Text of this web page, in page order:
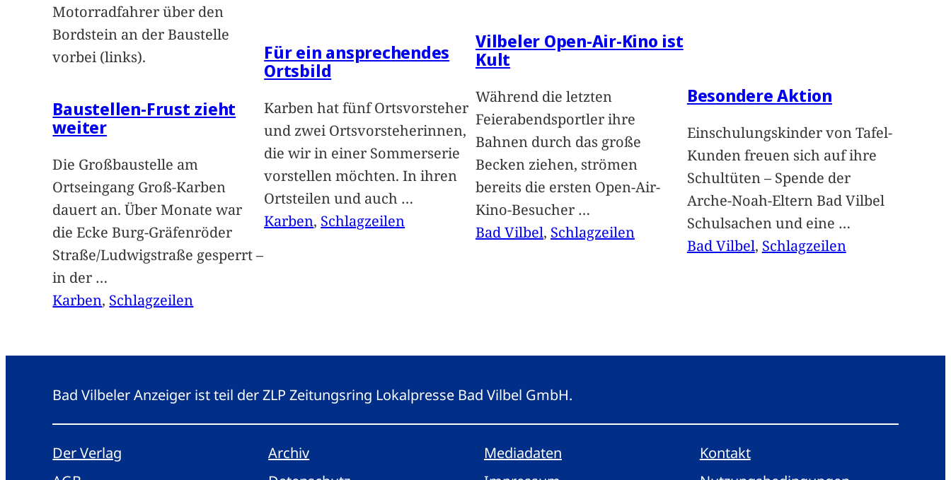
Motorradfahrer über den
Bordstein an der Baustelle
vorbei (links).
Baustellen-Frust zieht
weiter
Die Großbaustelle am
Ortseingang Groß-Karben
dauert an. Über Monate war
die Ecke Burg-Gräfenröder
Straße/Ludwigstraße gesperrt –
in der …
Karben, Schlagzeilen
Für ein ansprechendes
Ortsbild
Karben hat fünf Ortsvorsteher
und zwei Ortsvorsteherinnen,
die wir in einer Sommerserie
vorstellen möchten. In ihren
Ortsteilen und auch …
Karben, Schlagzeilen
Vilbeler Open-Air-Kino ist
Kult
Während die letzten
Feierabendsportler ihre
Bahnen durch das große
Becken ziehen, strömen
bereits die ersten Open-Air-
Kino-Besucher …
Bad Vilbel, Schlagzeilen
Besondere Aktion
Einschulungskinder von Tafel-
Kunden freuen sich auf ihre
Schultüten – Spende der
Arche-Noah-Eltern Bad Vilbel
Schulsachen und eine …
Bad Vilbel, Schlagzeilen
Bad Vilbeler Anzeiger ist teil der ZLP Zeitungsring Lokalpresse Bad Vilbel GmbH.
Der Verlag Archiv Mediadaten
Kontakt